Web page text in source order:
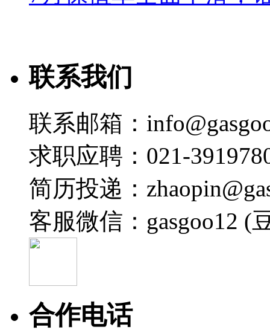
联系我们
联系邮箱：
求职应聘：021-
简历投递：
客服微信：gasgoo12 (
合作电话